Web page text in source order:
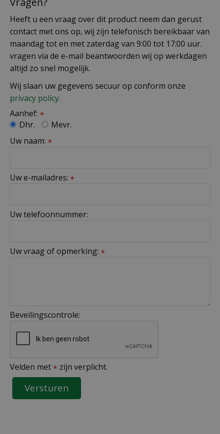
Heeft u een vraag over dit product neem dan gerust
contact met ons op, wij zijn telefonisch bereikbaar van
maandag tot en met zaterdag van 9:00 tot 17:00 uur.
vragen via de e-mail beantwoorden wij op werkdagen
altijd zo snel mogelijk.
Wij slaan uw gegevens secuur op conform onze
privacy policy.
Aanhef: *
Dhr.
Mevr.
Uw naam: *
Uw e-mailadres: *
Uw telefoonnummer:
Uw vraag of opmerking: *
Beveilingscontrole:
Velden met * zijn verplicht.